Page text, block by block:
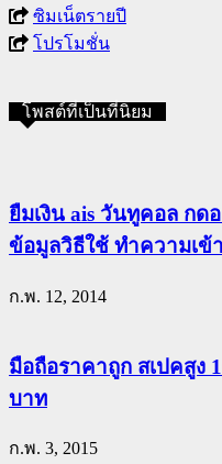
ซิมเน็ตรายปี
โปรโมชั่น
โพสต์ที่เป็นที่นิยม
ยืมเงิน ais วันทูคอล กด
ข้อมูลวิธีใช้ ทำความเข้
ก.พ. 12, 2014
มือถือราคาถูก สเปคสูง
บาท
ก.พ. 3, 2015